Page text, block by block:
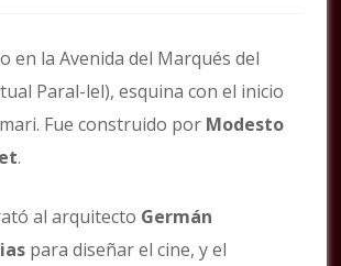
en la Avenida del Marqués del
Paral-lel), esquina con el inicio
Fue construido por Modesto
.
al arquitecto Germán
para diseñar el cine, y el